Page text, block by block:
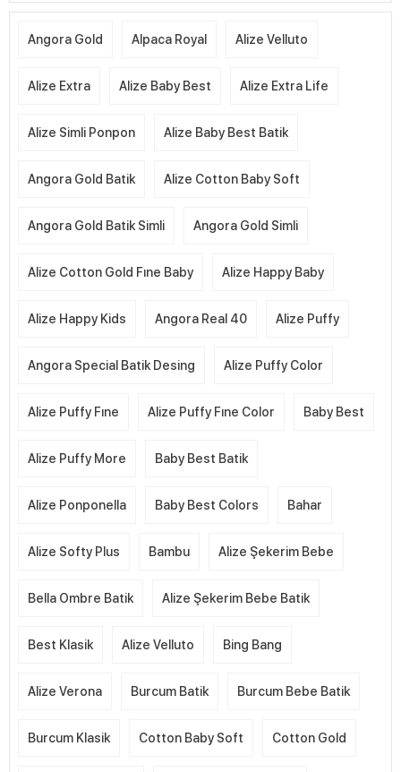
Angora Gold Alpaca Royal Alize Velluto
Alize Extra Alize Baby Best Alize Extra Life
Alize Simli Ponpon Alize Baby Best Batik
Angora Gold Batik Alize Cotton Baby Soft
Angora Gold Batik Simli Angora Gold Simli
Alize Cotton Gold Fıne Baby Alize Happy Baby
Alize Happy Kids Angora Real 40 Alize Puffy
Angora Special Batik Desing Alize Puffy Color
Alize Puffy Fıne Alize Puffy Fıne Color Baby Best
Alize Puffy More Baby Best Batik
Alize Ponponella Baby Best Colors Bahar
Alize Softy Plus Bambu Alize Şekerim Bebe
Bella Ombre Batik Alize Şekerim Bebe Batik
Best Klasik Alize Velluto Bing Bang
Alize Verona Burcum Batik Burcum Bebe Batik
Burcum Klasik Cotton Baby Soft Cotton Gold